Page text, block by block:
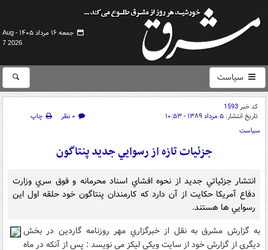
جمعه ۱۶ مرداد ۱۴۰۵ -
Aug
7 2026
سیاست
کد خبر1593
تاریخ انتشار: ۵ مرداد ۱۳۸۹ - ۱۰:۵۳ ۰ نظر
چاپ
سیاست
جزئيات تازه از رسوايي جديد پنتاگون
انتشار جزئياتي جديد از نحوه افشاي اسناد محرمانه و فوق سري وزارت
دفاع آمريکا حکايت از آن دارد که کارمندان پنتاگون خود حلقه اول اين
رسوايي ها هستند.
به گزارش مشرق به نقل از خبرگزاري مهر روزنامه گاردين در بخش
ديگري از گزارش خود از سايت ويکي ليکز مي نويسد : پس از آنکه در ماه